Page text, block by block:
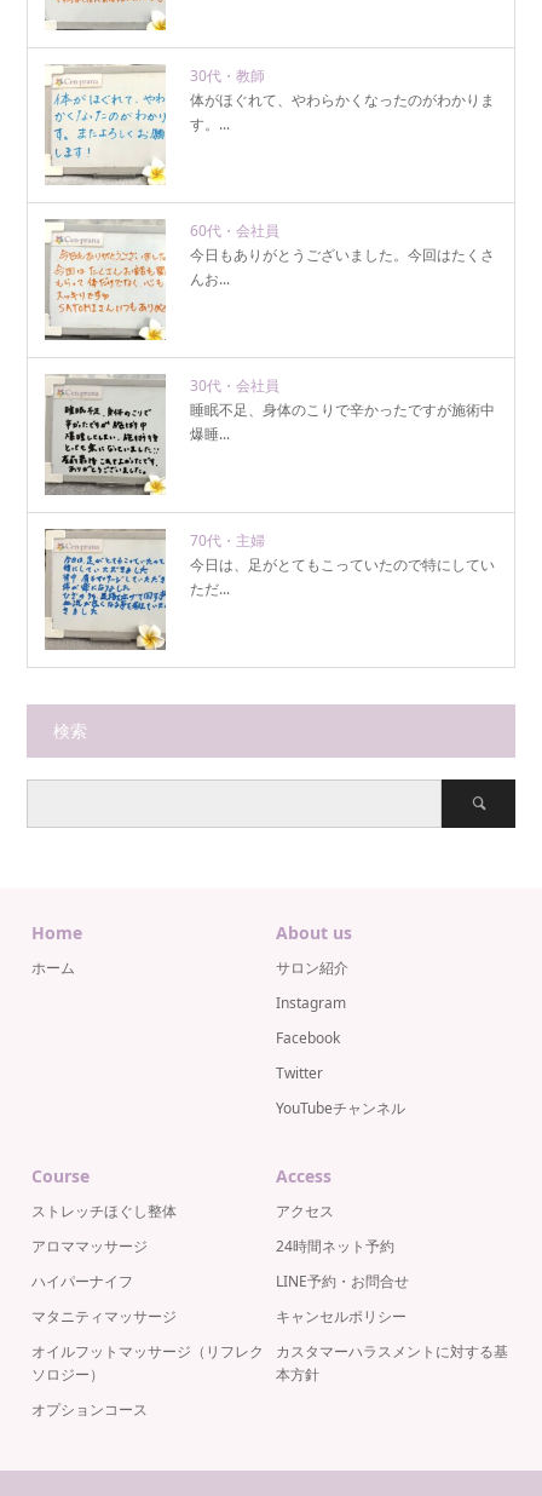
30代・教師
体がほぐれて、やわらかくなったのがわかりま
す。...
60代・会社員
今日もありがとうございました。今回はたくさ
んお...
30代・会社員
睡眠不足、身体のこりで辛かったですが施術中
爆睡...
70代・主婦
今日は、足がとてもこっていたので特にしてい
ただ...
検索
Home
ホーム
About us
サロン紹介
Instagram
Facebook
Twitter
YouTubeチャンネル
Course
ストレッチほぐし整体
アロママッサージ
ハイパーナイフ
マタニティマッサージ
オイルフットマッサージ（リフレク
ソロジー）
オプションコース
Access
アクセス
24時間ネット予約
LINE予約・お問合せ
キャンセルポリシー
カスタマーハラスメントに対する基
本方針